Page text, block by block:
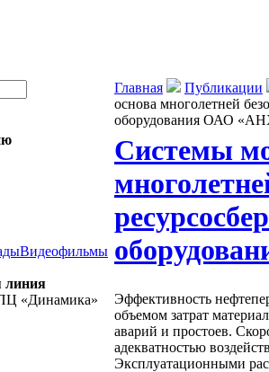
Видеофильмы
линия
Главная
Публикации
основа многолетней
оборудования ОАО
Системы
Эффективность
объемом затрат
аварий и простоев.
адекватностью
Эксплуатационными